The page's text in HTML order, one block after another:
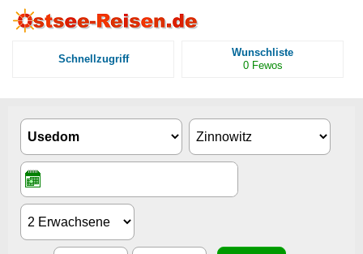
Schnellzugriff
Wunschliste
0 Fewos